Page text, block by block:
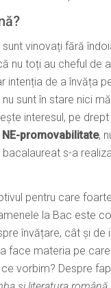
sunt vinovați fără
nu toți au cheful de
intenția de a învăța
sunt în stare nici
interesul, pe
NE-promovabilitate,
s-a
pentru care
la Bac este
învățare, cât și de
face materia pe
ce vorbim? Despre